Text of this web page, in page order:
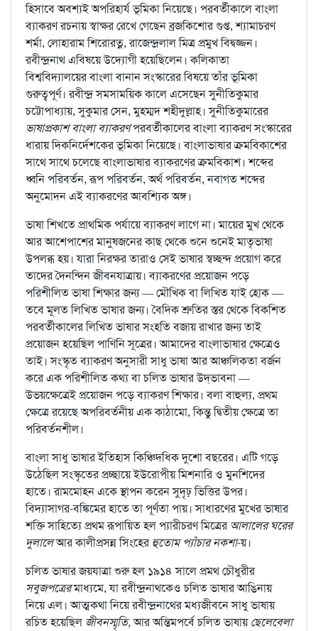
হিসাবে অবশ্যই অপরিহার্য ভূমিকা নিয়েছে। পরবর্তীকালে বাংলা
ব্যাকরণ রচনায় স্বাক্ষর রেখে গেছেন ব্রজকিশোর গুপ্ত, শ্যামাচরণ
শর্মা, লোহারাম শিরোরত্ন, রাজেন্দ্রলাল মিত্র প্রমুখ বিদ্বজ্জন।
রবীন্দ্রনাথ এবিষয়ে উদ্যোগী হয়েছিলেন। কলিকাতা
বিশ্ববিদ্যালয়ের বাংলা বানান সংস্কারের বিষয়ে তাঁর ভূমিকা
গুরুত্বপূর্ণ। রবীন্দ্র সমসাময়িক কালে এসেছেন সুনীতিকুমার
চট্টোপাধ্যায়, সুকুমার সেন, মুহম্মদ শহীদুল্লাহ। সুনীতিকুমারের
ভাষাপ্রকাশ বাংলা ব্যাকরণপরবর্তীকালের বাংলা ব্যাকরণ সংস্কারের
ধারায় দিকনির্দেশকের ভূমিকা নিয়েছে। বাংলাভাষার ক্রমবিকাশের
সাথে সাথে চলেছে বাংলাভাষার ব্যাকরণের ক্রমবিকাশ। শব্দের
ধ্বনি পরিবর্তন, রূপ পরিবর্তন, অর্থ পরিবর্তন, নবাগত শব্দের
অনুমোদন এই ব্যাকরণের আবশ্যিক অঙ্গ।
ভাষা শিখতে প্রাথমিক পর্যায়ে ব্যাকরণ লাগে না। মায়ের মুখ থেকে
আর আশেপাশের মানুষজনের কাছ থেকে শুনে শুনেই মাতৃভাষা
উপলব্ধ হয়। যারা নিরক্ষর তারাও সেই ভাষার স্বচ্ছন্দ প্রয়োগ করে
তাদের দৈনন্দিন জীবনযাত্রায়। ব্যাকরণের প্রয়োজন পড়ে
পরিশীলিত ভাষা শিক্ষার জন্য — মৌখিক বা লিখিত যাই হোক —
তবে মূলত লিখিত ভাষার জন্য। বৈদিক শ্রুতির স্তর থেকে বিকশিত
পরবর্তীকালের লিখিত ভাষার সংহতি বজায় রাখার জন্য তাই
প্রয়োজন হয়েছিল পাণিনি সূত্রের। আমাদের বাংলাভাষার ক্ষেত্রেও
তাই। সংস্কৃত ব্যাকরণ অনুসারী সাধু ভাষা আর আঞ্চলিকতা বর্জন
করে এক পরিশীলিত কথ্য বা চলিত ভাষার উদ্‌ভাবনা —
উভয়ক্ষেত্রেই প্রয়োজন পড়ে ব্যাকরণ শিক্ষার। বলা বাহুল্য, প্রথম
ক্ষেত্রে রয়েছে অপরিবর্তনীয় এক কাঠামো, কিন্তু দ্বিতীয় ক্ষেত্রে তা
পরিবর্তনশীল।
বাংলা সাধু ভাষার ইতিহাস কিঞ্চিদধিক দুশো বছরের। এটি গড়ে
উঠেছিল সংস্কৃতের প্রচ্ছায়ে ইউরোপীয় মিশনারি ও মুনশিদের
হাতে। রামমোহন একে স্থাপন করেন সুদৃঢ় ভিত্তির উপর।
বিদ্যাসাগর-বঙ্কিমের হাতে তা পূর্ণতা পায়। সাধারণের মুখের ভাষার
শক্তি সাহিত্যে প্রথম রূপায়িত হল প্যারীচরণ মিত্রেরআলালের ঘরের
দুলালেআর কালীপ্রসন্ন সিংহেরহুতোম প্যাঁচার নকশা-য়।
চলিত ভাষার জয়যাত্রা শুরু হল ১৯১৪ সালে প্রমথ চৌধুরীর
সবুজপত্রেরমাধ্যমে, যা রবীন্দ্রনাথকেও চলিত ভাষার আঙিনায়
নিয়ে এল। আত্মকথা নিয়ে রবীন্দ্রনাথের মধ্যজীবনে সাধু ভাষায়
রচিত হয়েছিল জীবনস্মৃতি,আর অন্তিমপর্বে চলিত ভাষায়ছেলেবেলা